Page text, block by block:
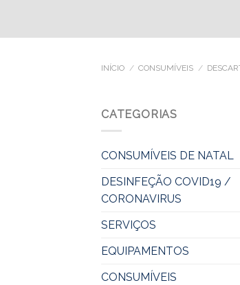
INÍCIO / CONSUMÍVEIS /
CATEGORIAS
CONSUMÍVEIS DE NATAL
DESINFEÇÃO COVID19 /
CORONAVIRUS
SERVIÇOS
EQUIPAMENTOS
CONSUMÍVEIS